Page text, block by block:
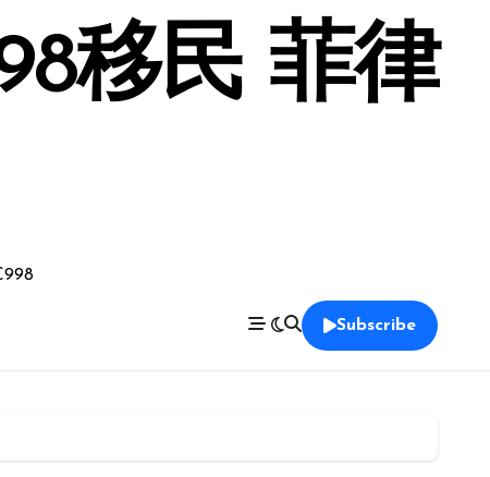
移民 菲律
Subscribe